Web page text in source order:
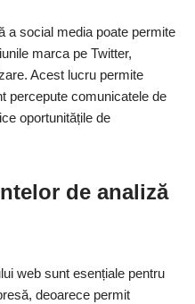
a social media poate permite
marca pe Twitter,
Acest lucru permite
percepute comunicatele de
oportunitățile de
de analiză
web sunt esențiale pentru
deoarece permit